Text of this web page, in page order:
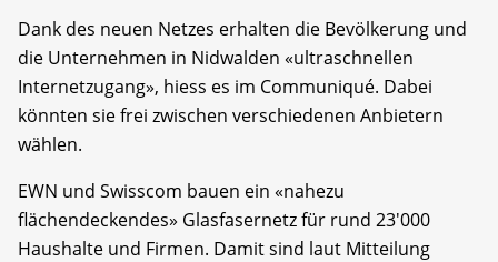
Dank des neuen Netzes erhalten die Bevölkerung und
die Unternehmen in Nidwalden «ultraschnellen
Internetzugang», hiess es im Communiqué. Dabei
könnten sie frei zwischen verschiedenen Anbietern
wählen.
EWN und Swisscom bauen ein «nahezu
flächendeckendes» Glasfasernetz für rund 23'000
Haushalte und Firmen. Damit sind laut Mitteilung